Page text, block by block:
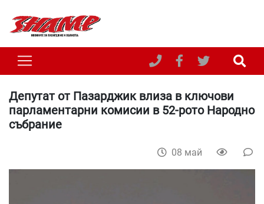
Депутат от Пазарджик влиза в ключови
парламентарни комисии в 52-рото Народно
събрание
08 май